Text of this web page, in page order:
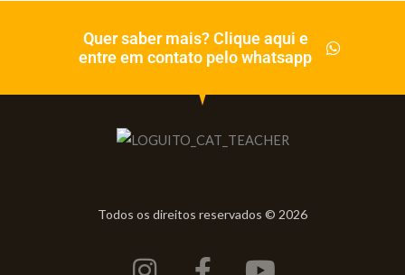
Quer saber mais? Clique aqui e
entre em contato pelo whatsapp
Todos os direitos reservados © 2026
Instagram
Facebook-
Youtube